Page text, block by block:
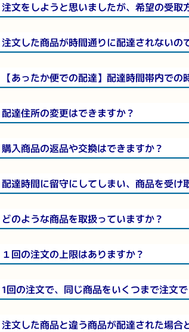
注文をしようと思いましたが、希望の受取
注文した商品が時間通りに配達されないの
【あったか便での配達】配達時間帯内での
配達住所の変更はできますか？
購入商品の返品や交換はできますか？
配達時間に留守にしてしまい、商品を受け
どのような商品を取扱っていますか？
１回の注文の上限はありますか？
1回の注文で、同じ商品をいくつまで注文
注文した商品と違う商品が配達された場合